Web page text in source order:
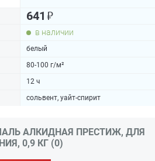
641 ₽
в наличии
белый
80-100 г/м²
12 ч
сольвент, уайт-спирит
АЛКИДНАЯ ПРЕСТИЖ, ДЛЯ
0,9 КГ (0)